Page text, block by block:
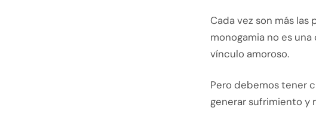
Cada vez son más
monogamia no es
vínculo amoroso.
Pero debemos tener
generar sufrimiento y